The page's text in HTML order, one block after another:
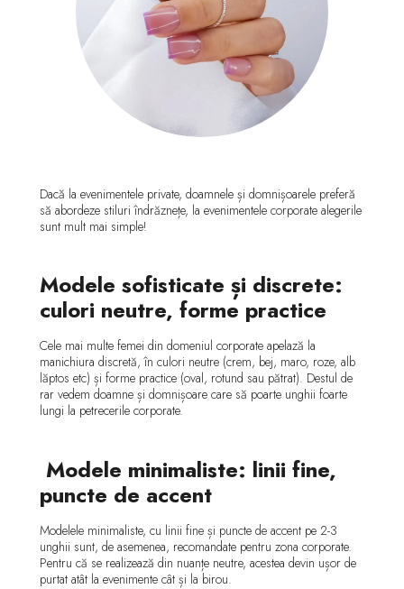
Dacă la evenimentele private, doamnele și domnișoarele preferă
să abordeze stiluri îndrăznețe, la evenimentele corporate alegerile
sunt mult mai simple!
Modele sofisticate și discrete:
culori neutre, forme practice
Cele mai multe femei din domeniul corporate apelază la
manichiura discretă, în culori neutre (crem, bej, maro, roze, alb
lăptos etc) și forme practice (oval, rotund sau pătrat). Destul de
rar vedem doamne și domnișoare care să poarte unghii foarte
lungi la petrecerile corporate.
Modele minimaliste: linii fine,
puncte de accent
Modelele minimaliste, cu linii fine și puncte de accent pe 2-3
unghii sunt, de asemenea, recomandate pentru zona corporate.
Pentru că se realizează din nuanțe neutre, acestea devin ușor de
purtat atât la evenimente cât și la birou.